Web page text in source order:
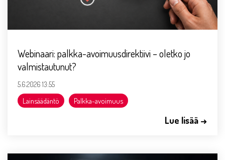
Webinaari: palkka-avoimuusdirektiivi – oletko jo
valmistautunut?
5.6.2026 13:55
Lainsäädäntö Palkka-avoimuus
Lue lisää →